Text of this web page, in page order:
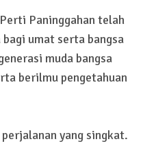
Paninggahan telah
umat serta bangsa
muda bangsa
berilmu pengetahuan
yang singkat.